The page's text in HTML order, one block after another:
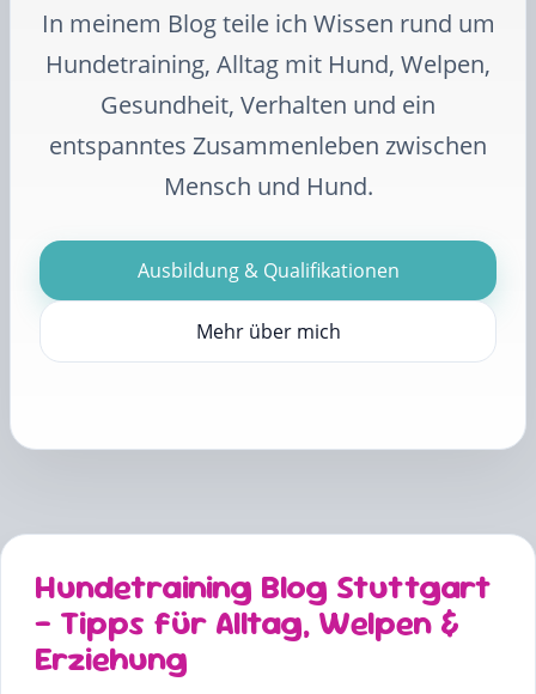
In meinem Blog teile ich Wissen rund um
Hundetraining, Alltag mit Hund, Welpen,
Gesundheit, Verhalten und ein
entspanntes Zusammenleben zwischen
Mensch und Hund.
Ausbildung & Qualifikationen
Mehr über mich
Hundetraining Blog Stuttgart
– Tipps für Alltag, Welpen &
Erziehung